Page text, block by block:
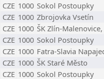
CZE 1000 Sokol Postoupky
CZE 1000 Zbrojovka Vsetín
CZE 1000 ŠK Zlín-Malenovice,
CZE 1000 Sokol Postoupky
CZE 1000 Fatra-Slavia
CZE 1000 ŠK Staré Město
CZE 1000 Sokol Postoupky